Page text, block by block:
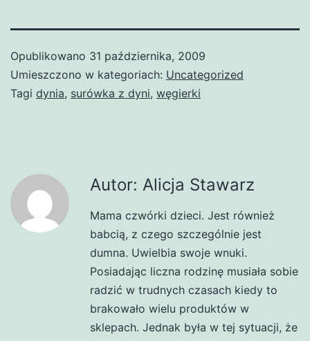
Opublikowano 31 października, 2009
Umieszczono w kategoriach: Uncategorized
Tagi dynia, surówka z dyni, węgierki
Autor: Alicja Stawarz
Mama czwórki dzieci. Jest również
babcią, z czego szczególnie jest
dumna. Uwielbia swoje wnuki.
Posiadając liczna rodzinę musiała sobie
radzić w trudnych czasach kiedy to
brakowało wielu produktów w
sklepach. Jednak była w tej sytuacji, że